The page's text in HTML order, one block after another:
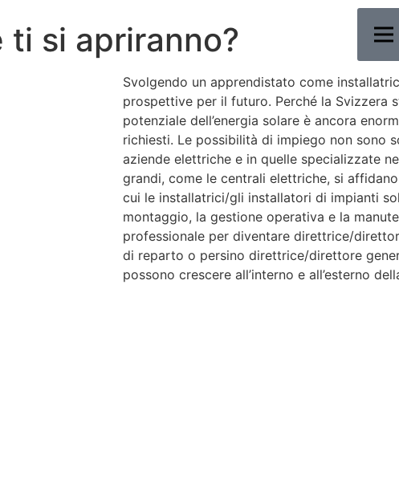
ti si apriranno?
Svolgendo un apprendistato come
prospettive per il futuro. Perché la Svizzera
potenziale dell’energia solare è ancora
richiesti. Le possibilità di impiego non sono
aziende elettriche e in quelle specializzate
grandi, come le centrali elettriche, si
cui le installatrici/gli installatori di impianti
montaggio, la gestione operativa e la
professionale per diventare direttrice/
di reparto o persino direttrice/direttore
possono crescere all’interno e all’esterno